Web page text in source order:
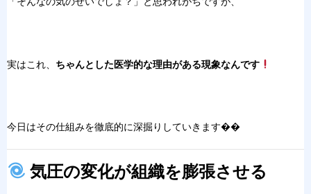
実はこれ、 ちゃんとした医学的な理由がある現象なんです
今日はその仕組みを徹底的に深掘りしていきます��
気圧の変化が組織を膨張させる